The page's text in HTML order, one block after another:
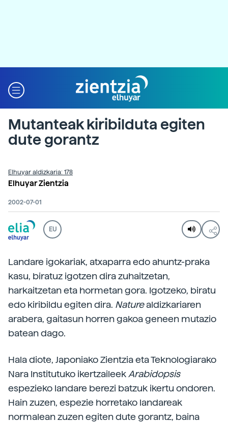
Mutanteak kiribilduta egiten
dute gorantz
Elhuyar aldizkaria: 178
Elhuyar Zientzia
2002-07-01
EU
Landare igokariak, atxaparra edo ahuntz-praka
kasu, biratuz igotzen dira zuhaitzetan,
harkaitzetan eta hormetan gora. Igotzeko, biratu
edo kiribildu egiten dira. Naturealdizkariaren
arabera, gaitasun horren gakoa geneen mutazio
batean dago.
Hala diote, Japoniako Zientzia eta Teknologiarako
Nara Institutuko ikertzaileek Arabidopsis
espezieko landare berezi batzuk ikertu ondoren.
Hain zuzen, espezie horretako landareak
normalean zuzen egiten dute gorantz, baina